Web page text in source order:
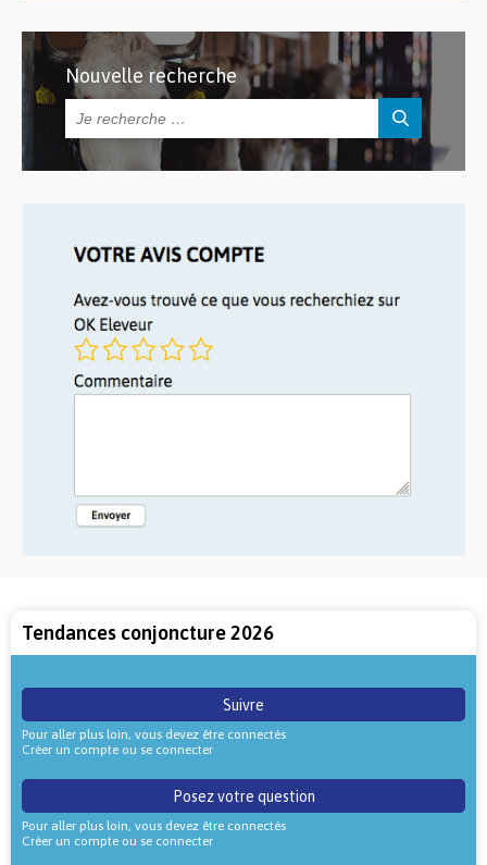
Nouvelle recherche
Tendances conjoncture 2026
Suivre
Pour aller plus loin, vous devez être connectés
Créer un compte ou se connecter
Posez votre question
Pour aller plus loin, vous devez être connectés
Créer un compte ou se connecter